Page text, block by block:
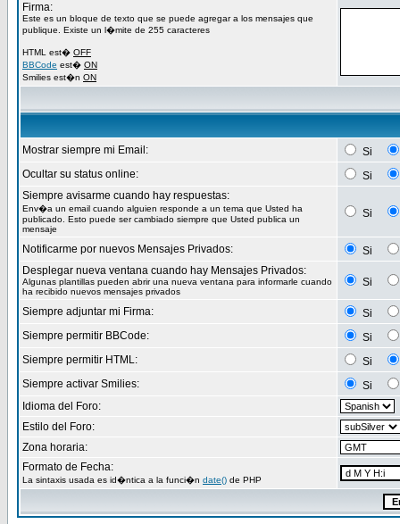
Firma:
Este es un bloque de texto que se puede agregar a los mensajes que
publique. Existe un l�mite de 255 caracteres
HTML est� OFF
BBCode est� ON
Smilies est�n ON
Mostrar siempre mi Email:
Si
Ocultar su status online:
Si
Siempre avisarme cuando hay respuestas:
Env�a un email cuando alguien responde a un tema que Usted ha
publicado. Esto puede ser cambiado siempre que Usted publica un
mensaje
Si
Notificarme por nuevos Mensajes Privados:
Si
Desplegar nueva ventana cuando hay Mensajes Privados:
Algunas plantillas pueden abrir una nueva ventana para informarle cuando
ha recibido nuevos mensajes privados
Si
Siempre adjuntar mi Firma:
Si
Siempre permitir BBCode:
Si
Siempre permitir HTML:
Si
Siempre activar Smilies:
Si
Idioma del Foro:
Estilo del Foro:
Zona horaria:
Formato de Fecha:
La sintaxis usada es id�ntica a la funci�n date() de PHP